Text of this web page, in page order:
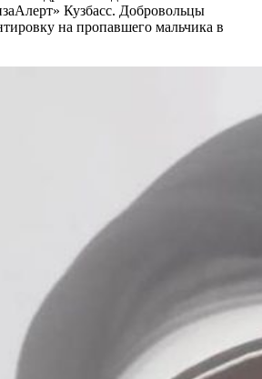
Кузбасс. Добровольцы
на пропавшего мальчика в